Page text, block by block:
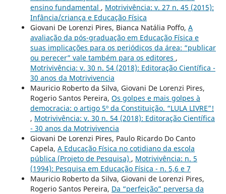
ensino fundamental , Motrivivência: v. 27 n. 45 (2015):
Infância/criança e Educação Física
Giovani De Lorenzi Pires, Bianca Natália Poffo, A
avaliação da pós-graduação em Educação Física e
suas implicações para os periódicos da área: “publicar
ou perecer” vale também para os editores ,
Motrivivência: v. 30 n. 54 (2018): Editoração Científica -
30 anos da Motrivivencia
Mauricio Roberto da Silva, Giovani De Lorenzi Pires,
Rogerio Santos Pereira, Os golpes e mais golpes à
democracia: o artigo 5º da Constituição. “LULA LIVRE”!
, Motrivivência: v. 30 n. 54 (2018): Editoração Científica
- 30 anos da Motrivivencia
Giovani De Lorenzi Pires, Paulo Ricardo Do Canto
Capela, A Educação Física no cotidiano da escola
pública (Projeto de Pesquisa) , Motrivivência: n. 5
(1994): Pesquisa em Educação Física - n. 5,6 e 7
Mauricio Roberto da Silva, Giovani de Lorenzi Pires,
Rogerio Santos Pereira, Da “perfeição” perversa da